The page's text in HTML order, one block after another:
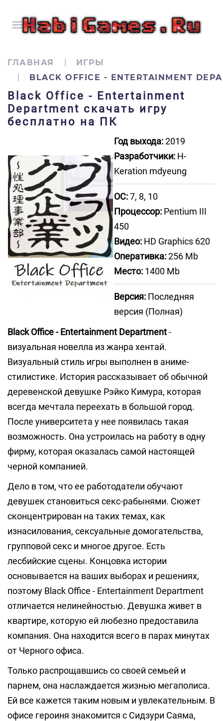
ГЛАВНАЯ
ИГРЫ
BLACK OFFICE - ENTERTAINMENT
Black Office - Entertainment
Department скачать игру
бесплатно на ПК
Год выхода:2019
Разработчики: H-
Keration mdyeung
ОС:7, 8, 10
Процессор: Pentium III
450
Видео: HD Graphics 620
Оперативка:256 Mb
Место: 1400 Mb
Версия: Последняя
версия (Полная)
Black Office - Entertainment Department-
визуальная новелла из жанра хентай.
Визуальный стиль игры выполнен в аниме-
стилистике. История рассказывает об обычной
деревенской девушке Рэйко Кимура, которая
всегда мечтала переехать в большой город.
После университета у нее появилась такая
возможность. Она устроилась на работу в одну
фирму, которая оказалась самой настоящей
черной компанией.
Дело в том, что ее работодатели обучают
девушек становиться секс-рабынями. Сюжет
сконцентрирован на таких темах, как
изнасилования, сексуальные домогательства,
групповой секс и многое другое. Есть
лесбийские сцены. Концовка истории
основывается на ваших выборах и решениях,
поэтому Black Office - Entertainment Department
отличается нелинейностью. Девушка живет в
квартире, которую ей любезно предоставила
компания. Она находится всего в парах минутах
от Черного офиса.
Только распрощавшись со своей семьей и
парнем, она наслаждается жизнью мегаполиса.
Ей все кажется таким новым и увлекательным. В
офисе героиня знакомится с Сидзури Саяма,